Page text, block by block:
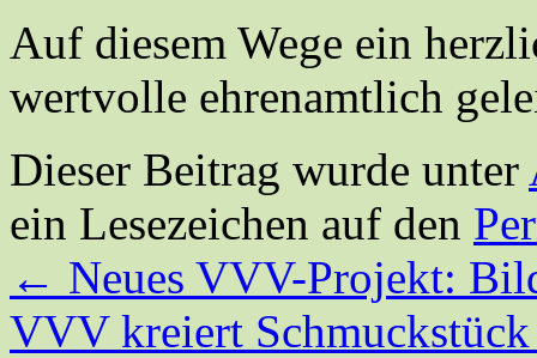
Auf diesem Wege ein
wertvolle ehrenamtlich
Dieser Beitrag wurde unter
ein Lesezeichen auf den
← Neues VVV-Projekt:
VVV kreiert